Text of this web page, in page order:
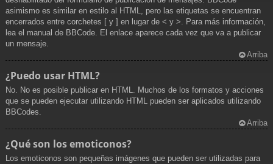
asimismo es similar en estilo al HTML, pero las etiquetas se encuentran
encerrados entre corchetes [ y ] en lugar de < y >. Para más información,
lea el manual de BBCode. El enlace aparece cada vez que va a publicar
un mensaje.
Arriba
¿Puedo usar HTML?
No. No es posible publicar en HTML. Muchos de los formatos y acciones
que se pueden ejecutar utilizando HTML pueden ser aplicados utilizando
BBCodes.
Arriba
¿Qué son los emoticonos?
Los emoticonos son pequeñas imágenes que pueden ser utilizadas para